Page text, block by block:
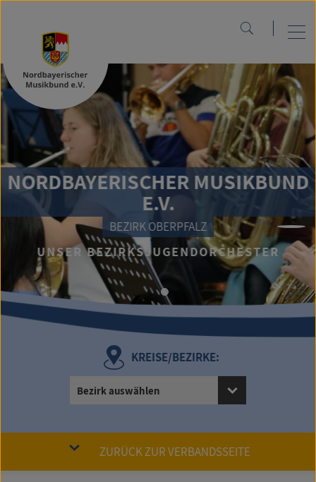
NORDBAYERISCHER MUSIKBUND
E.V.
BEZIRK OBERPFALZ
UNSER BEZIRKSJUGENDORCHESTER
KREISE/BEZIRKE:
Bezirk auswählen
ZURÜCK ZUR VERBANDSSEITE